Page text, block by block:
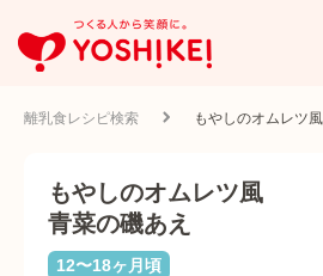
離乳食レシピ検索 もやしのオムレツ
もやしのオムレツ風
青菜の磯あえ
12〜18ヶ月頃